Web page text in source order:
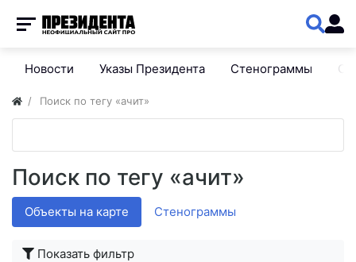
Новости Указы Президента Стенограммы
Поиск по тегу «ачит»
Поиск по тегу «ачит»
Объекты на карте Стенограммы
Показать фильтр